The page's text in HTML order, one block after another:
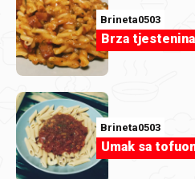
Brineta0503
Brza tjestenina
Brineta0503
Umak sa